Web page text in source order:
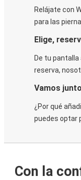
Relájate con
para las
Elige,
De tu
reserva,
Vamos
¿Por qué
puedes optar
Con la